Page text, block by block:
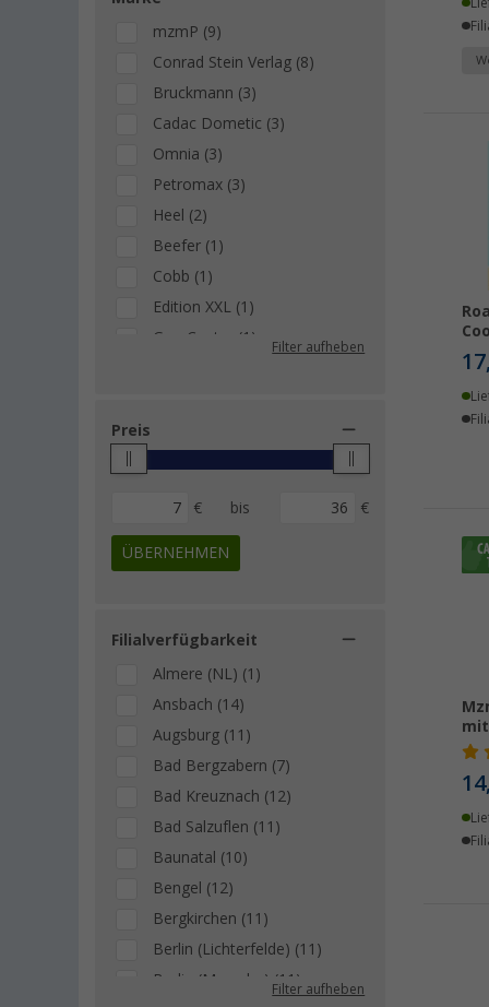
mzmP (9)
Conrad Stein Verlag (8)
Bruckmann (3)
Cadac Dometic (3)
Omnia (3)
Petromax (3)
Heel (2)
Beefer (1)
Cobb (1)
Edition XXL (1)
Geo Center (1)
Filter aufheben
Preis
€ bis €
ÜBERNEHMEN
Filialverfügbarkeit
Almere (NL) (1)
Ansbach (14)
Augsburg (11)
Bad Bergzabern (7)
Bad Kreuznach (12)
Bad Salzuflen (11)
Baunatal (10)
Bengel (12)
Bergkirchen (11)
Berlin (Lichterfelde) (11)
Berlin (Marzahn) (11)
Filter aufheben
17,
14,